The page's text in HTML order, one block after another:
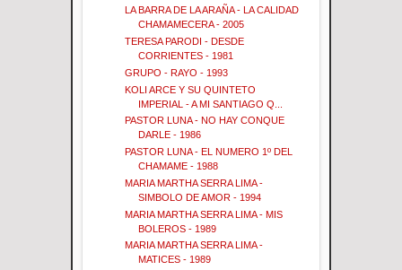
LA BARRA DE LA ARAÑA - LA CALIDAD
CHAMAMECERA - 2005
TERESA PARODI - DESDE
CORRIENTES - 1981
GRUPO - RAYO - 1993
KOLI ARCE Y SU QUINTETO
IMPERIAL - A MI SANTIAGO Q...
PASTOR LUNA - NO HAY CONQUE
DARLE - 1986
PASTOR LUNA - EL NUMERO 1º DEL
CHAMAME - 1988
MARIA MARTHA SERRA LIMA -
SIMBOLO DE AMOR - 1994
MARIA MARTHA SERRA LIMA - MIS
BOLEROS - 1989
MARIA MARTHA SERRA LIMA -
MATICES - 1989